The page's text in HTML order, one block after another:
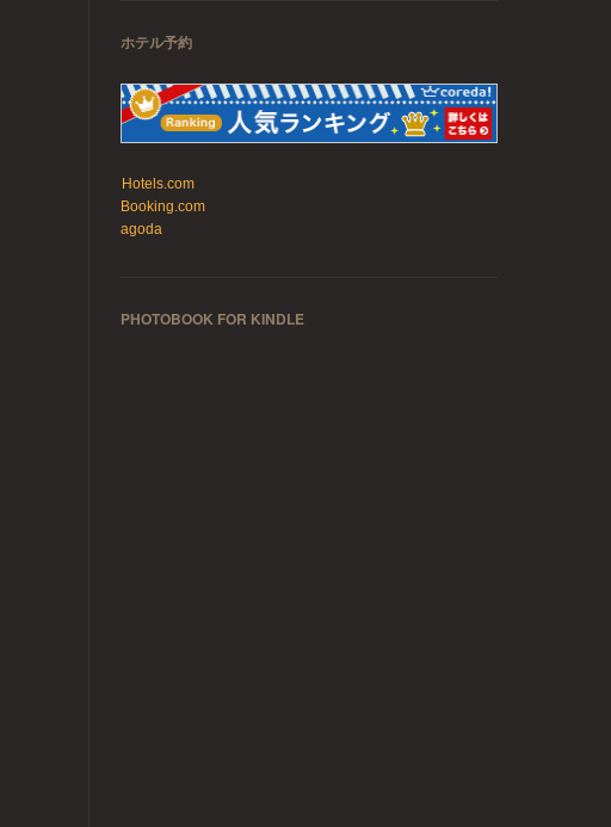
ホテル予約
Hotels.com
Booking.com
agoda
PHOTOBOOK FOR KINDLE